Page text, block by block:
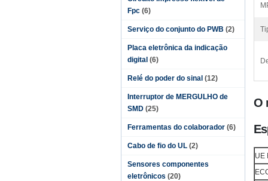
Fpc (6)
Serviço do conjunto do PWB (2)
Placa eletrônica da indicação
digital (6)
Relé do poder do sinal (12)
Interruptor de MERGULHO de
SMD (25)
Ferramentas do colaborador (6)
Cabo de fio do UL (2)
Sensores componentes
eletrônicos (20)
O
UE